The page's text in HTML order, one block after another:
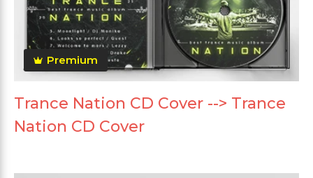
Premium
Trance Nation CD Cover --> Trance
Nation CD Cover